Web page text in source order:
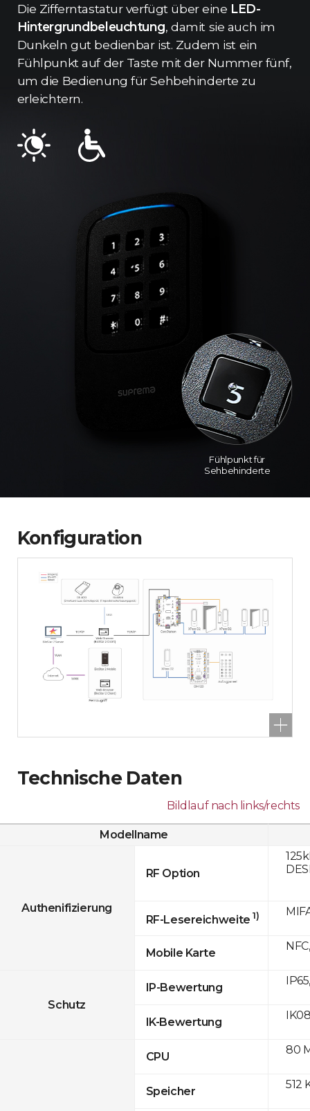
Die Zifferntastatur verfügt über eine LED-
Hintergrundbeleuchtung, damit sie auch im
Dunkeln gut bedienbar ist. Zudem ist ein
Fühlpunkt auf der Taste mit der Nummer fünf,
um die Bedienung für Sehbehinderte zu
erleichtern.
Fühlpunkt für
Sehbehinderte
Konfiguration
Technische Daten
Bildlauf nach links/rechts
Modellname
Authenifizierung
RF Option
RF-Lesereichweite 1)
Mobile Karte
Schutz
IP-Bewertung
IK-Bewertung
CPU
Speicher
80
512